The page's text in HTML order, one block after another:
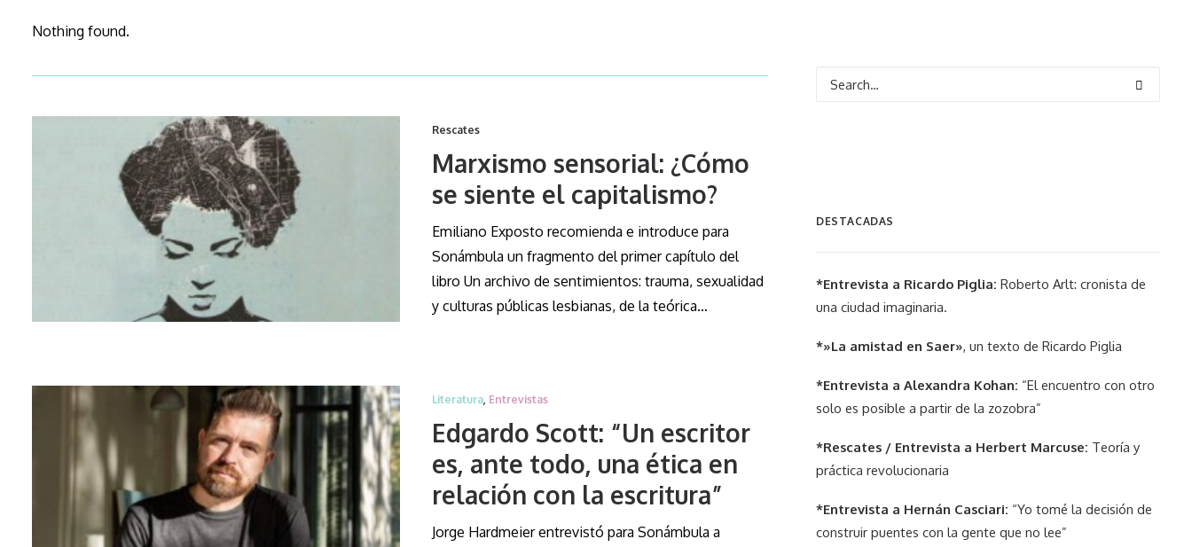
Nothing found.
Rescates
Marxismo sensorial: ¿Cómo
se siente el capitalismo?
Emiliano Exposto recomienda e introduce para
Sonámbula un fragmento del primer capítulo del
libro Un archivo de sentimientos: trauma, sexualidad
y culturas públicas lesbianas, de la teórica…
Literatura, Entrevistas
Edgardo Scott: “Un escritor
es, ante todo, una ética en
relación con la escritura”
Jorge Hardmeier entrevistó para Sonámbula a
DESTACADAS
*Entrevista a Ricardo Piglia: Roberto Arlt: cronista de
una ciudad imaginaria.
*»La amistad en Saer», un texto de Ricardo Piglia
*Entrevista a Alexandra Kohan: “El encuentro con otro
solo es posible a partir de la zozobra”
*Rescates / Entrevista a Herbert Marcuse: Teoría y
práctica revolucionaria
*Entrevista a Hernán Casciari: “Yo tomé la decisión de
construir puentes con la gente que no lee”